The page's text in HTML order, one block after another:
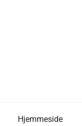
Hjemmeside